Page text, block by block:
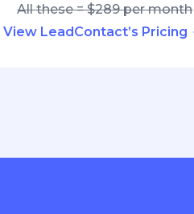
All these = $289 per month
View LeadContact’s Pricing